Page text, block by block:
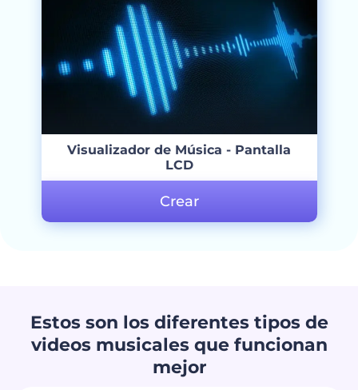
Visualizador de Música - Pantalla
LCD
Crear
Estos son los diferentes tipos de
videos musicales que funcionan
mejor